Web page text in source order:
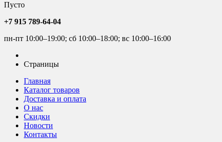
Пусто
+7 915 789-64-04
пн-пт 10:00–19:00; сб 10:00–18:00; вс 10:00–16:00
Страницы
Главная
Каталог товаров
Доставка и оплата
О нас
Скидки
Новости
Контакты